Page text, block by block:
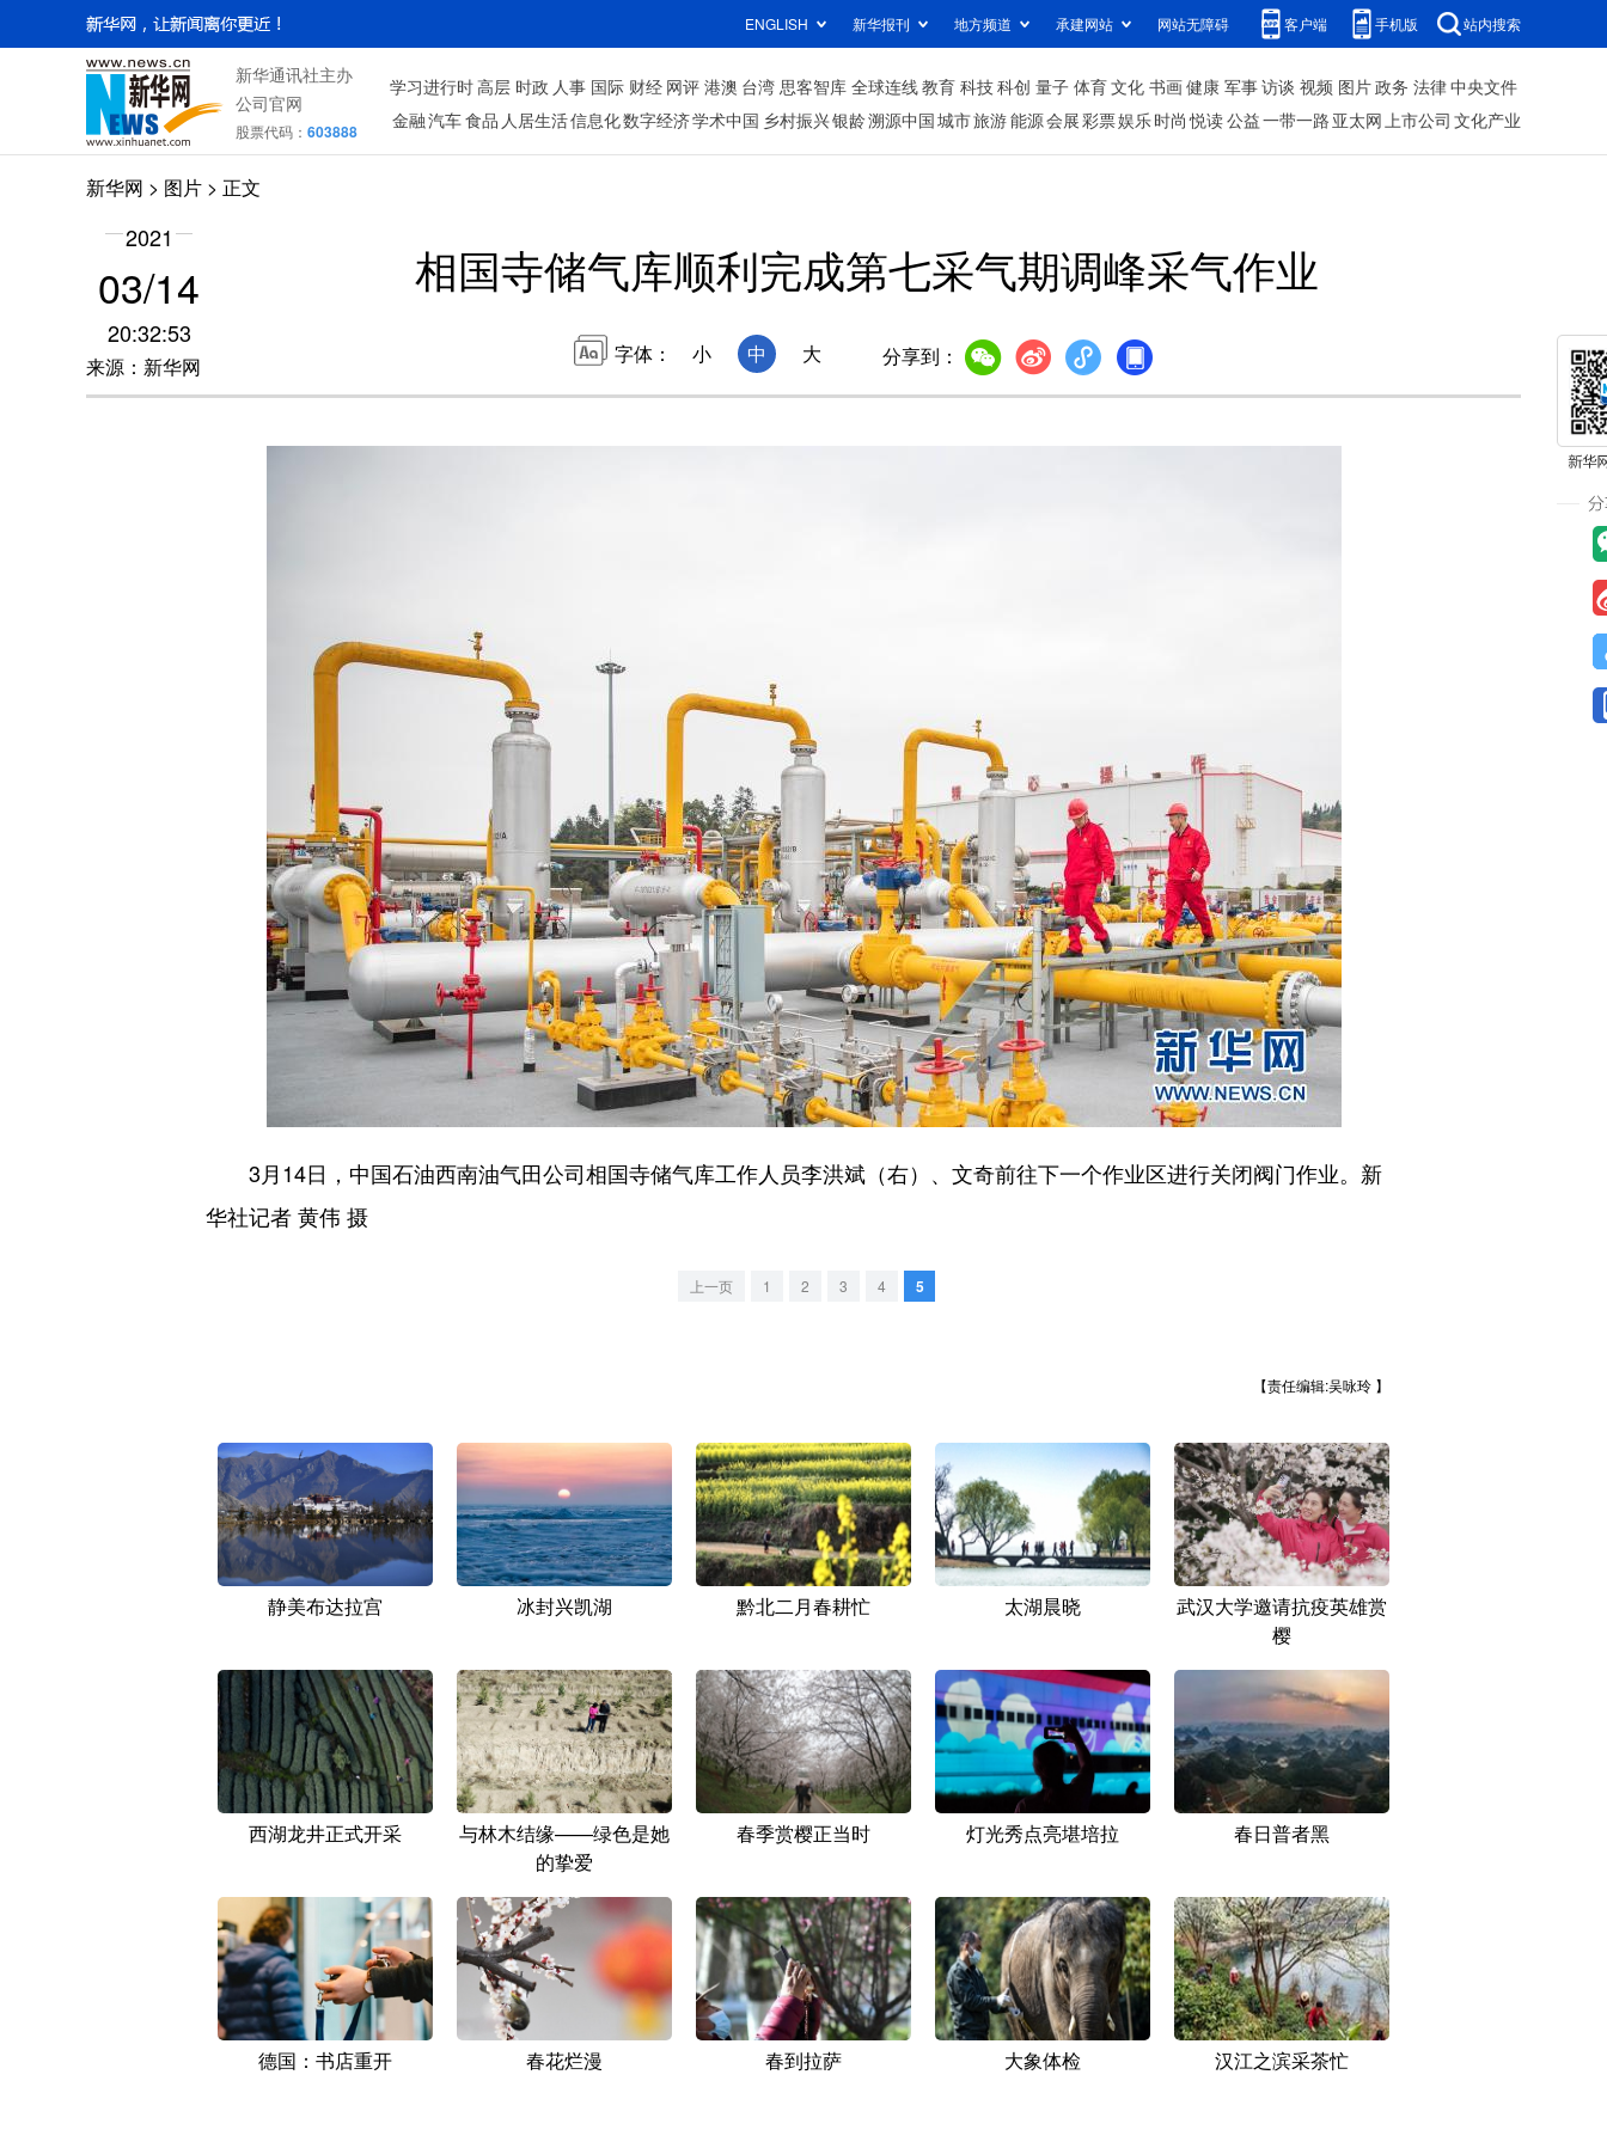
ENGLISH 新华报刊 地方频道 承建网站 网站无障碍 客户端 手机版 站内搜索
新华通讯社主办
公司官网
股票代码： 603888
学习进行时高层 时政 人事 国际 财经 网评 港澳 台湾 思客智库 全球连线教育 科技科创 量子 体育文化 书画健康 军事访谈 视频 图片政务 法律中央文件
金融汽车食品 人居生活信息化数字经济学术中国 乡村振兴银龄溯源中国城市旅游能源会展彩票娱乐时尚 悦读公益一带一路 亚太网上市公司 文化产业
新华网 > 图片 > 正文
2021
03/14
20:32:53
来源：新华网
相国寺储气库顺利完成第七采气期调峰采气作业
字体： 小 中 大 分享到：
3月14日，中国石油西南油气田公司相国寺储气库工作人员李洪斌（右）、文奇前往下一个作业区进行关闭阀门作业。新
华社记者 黄伟 摄
上一页 1 2 3 4 5
【责任编辑:吴咏玲 】
静美布达拉宫 冰封兴凯湖 黔北二月春耕忙 太湖晨晓
武汉大学邀请抗疫英雄赏
樱
西湖龙井正式开采
与林木结缘——绿色是她
的挚爱
春季赏樱正当时 灯光秀点亮堪培拉 春日普者黑
德国：书店重开 春花烂漫 春到拉萨 大象体检 汉江之滨采茶忙